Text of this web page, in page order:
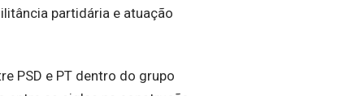
partidária e atuação
PSD e PT dentro do grupo